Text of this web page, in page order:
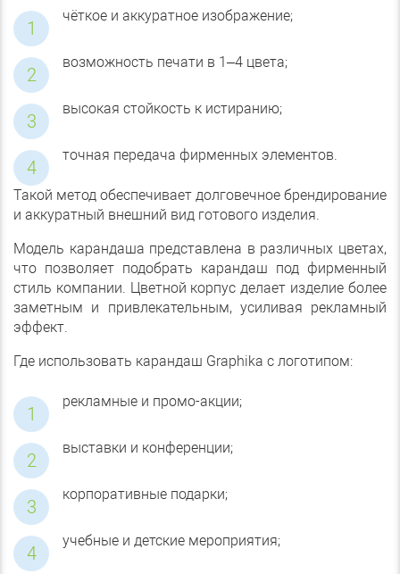
чёткое и аккуратное изображение;
возможность печати в 1–4 цвета;
высокая стойкость к истиранию;
точная передача фирменных элементов.
Такой метод обеспечивает долговечное брендирование
и аккуратный внешний вид готового изделия.
Модель карандаша представлена в различных цветах,
что позволяет подобрать карандаш под фирменный
стиль компании. Цветной корпус делает изделие более
заметным и привлекательным, усиливая рекламный
эффект.
Где использовать карандаш Graphika с логотипом:
рекламные и промо-акции;
выставки и конференции;
корпоративные подарки;
учебные и детские мероприятия;